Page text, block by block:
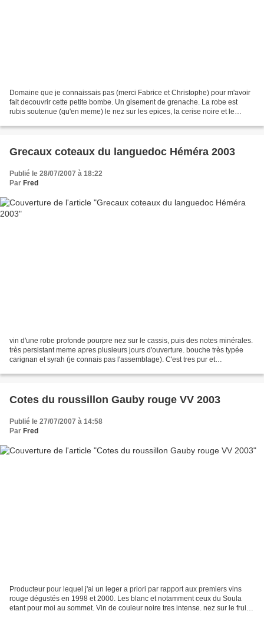
Domaine que je connaissais pas (merci Fabrice et Christophe) pour m'avoir
fait decouvrir cette petite bombe. Un gisement de grenache. La robe est
rubis soutenue (qu'en meme) le nez sur les epices, la cerise noire et le
Grecaux coteaux du languedoc Héméra 2003
Publié le 28/07/2007 à 18:22
Par Fred
vin d'une robe profonde pourpre nez sur le cassis, puis des notes minérales.
très persistant meme apres plusieurs jours d'ouverture. bouche très typée
carignan et syrah (je connais pas l'assemblage). C'est tres pur et
Cotes du roussillon Gauby rouge VV 2003
Publié le 27/07/2007 à 14:58
Par Fred
Producteur pour lequel j'ai un leger a priori par rapport aux premiers vins
rouge dégustés en 1998 et 2000. Les blanc et notamment ceux du Soula
etant pour moi au sommet. Vin de couleur noire tres intense. nez sur le fruit